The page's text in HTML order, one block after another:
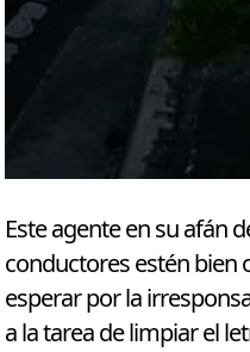
Este agente en su afán
conductores estén bien
esperar por la
a la tarea de limpiar el